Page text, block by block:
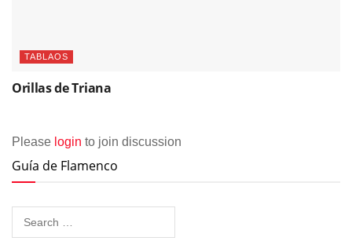
TABLAOS
Orillas de Triana
Please login to join discussion
Guía de Flamenco